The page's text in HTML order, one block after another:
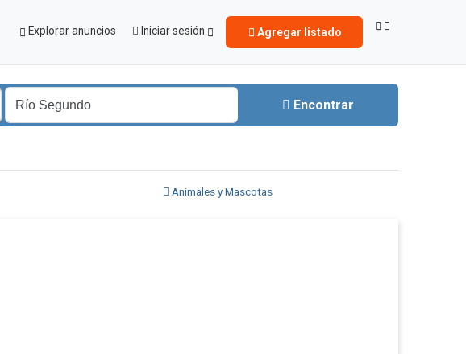
Explorar anuncios Iniciar sesión Agregar listado
Encontrar
Animales y Mascotas